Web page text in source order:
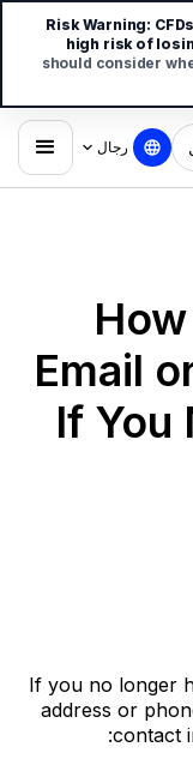
رجال
Email
If You
If you no longer
address or
contact
Risk Warning:
high risk of
should consider